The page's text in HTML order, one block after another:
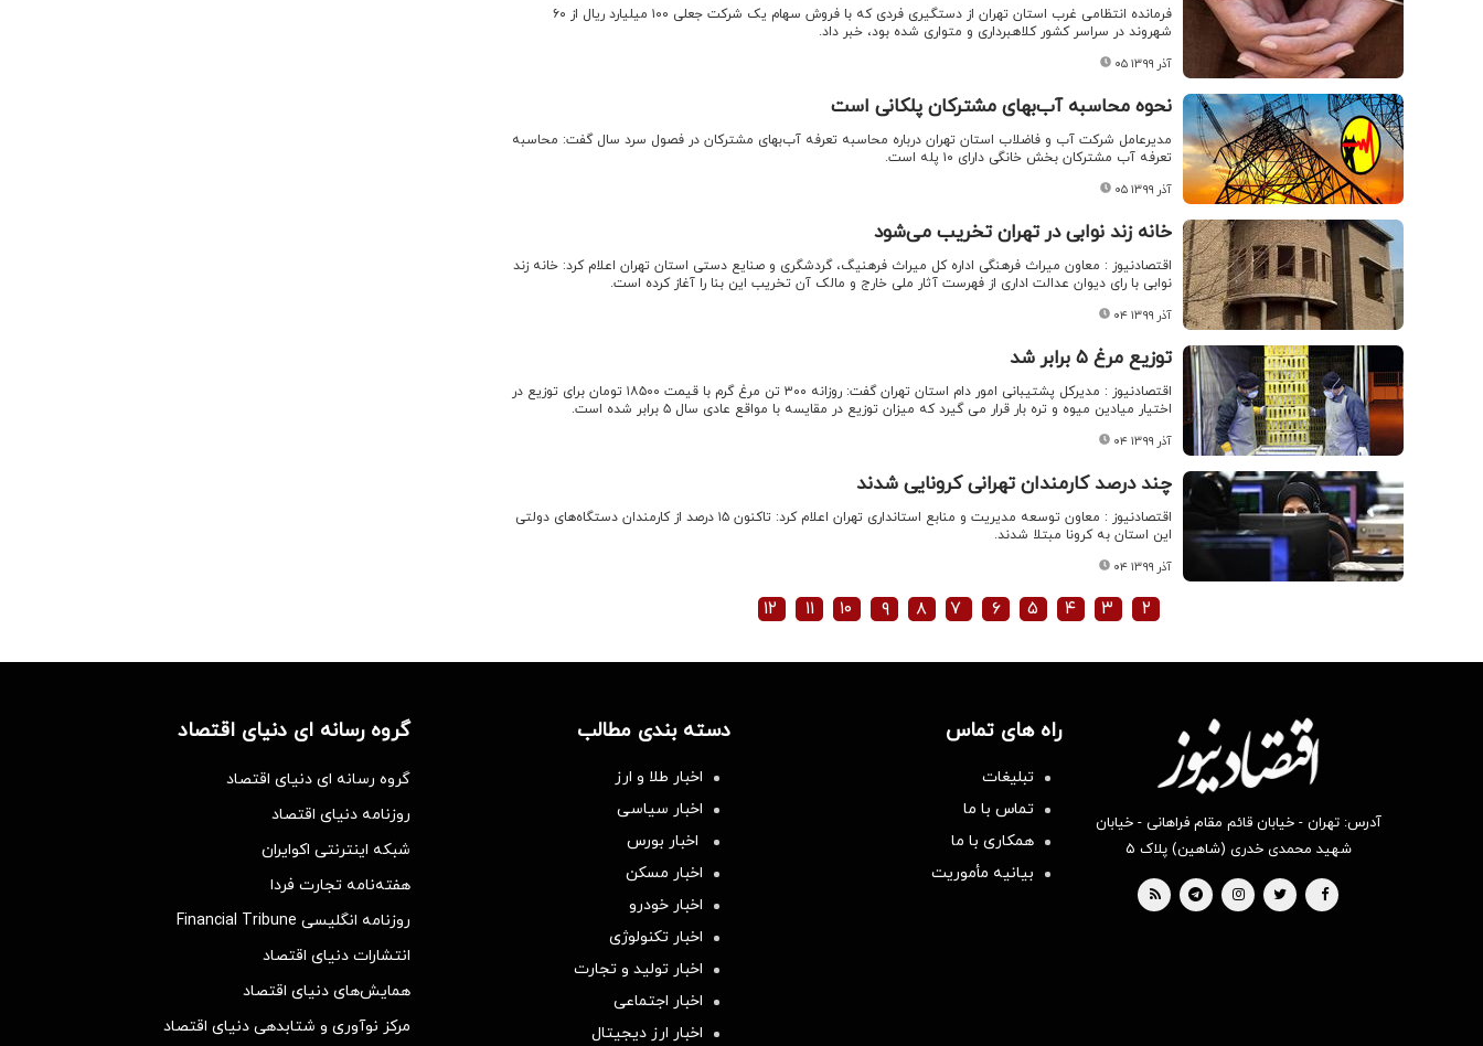
فرمانده انتظامی غرب استان تهران از دستگیری فردی که با فروش سهام یک شرکت جعلی ۱۰۰ میلیارد ریال از ۶۰
شهروند در سراسر کشور کلاهبرداری و متواری شده بود، خبر داد.
۰۵ آذر ۱۳۹۹
نحوه محاسبه آب‌بهای مشترکان پلکانی است
مدیرعامل شرکت آب و فاضلاب استان تهران درباره محاسبه تعرفه آب‌بهای مشترکان در فصول سرد سال گفت: محاسبه
تعرفه آب‌ مشترکان بخش خانگی دارای ۱۰ پله است.
۰۵ آذر ۱۳۹۹
خانه زند نوابی در تهران تخریب می‌شود
اقتصادنیوز : معاون میراث فرهنگی اداره کل میراث فرهنیگ، گردشگری و صنایع دستی استان تهران اعلام کرد: خانه زند
نوابی با رای دیوان عدالت اداری از فهرست آثار ملی خارج و مالک آن تخریب این بنا را آغاز کرده است.
۰۴ آذر ۱۳۹۹
توزیع مرغ ۵ برابر شد
اقتصادنیوز : مدیرکل پشتیبانی امور دام استان تهران گفت: روزانه ۳۰۰ تن مرغ گرم با قیمت ۱۸۵۰۰ تومان برای توزیع در
اختیار میادین میوه و تره بار قرار می گیرد که میزان توزیع در مقایسه با مواقع عادی سال ۵ برابر شده است.
۰۴ آذر ۱۳۹۹
چند درصد کارمندان تهرانی کرونایی شدند
اقتصادنیوز : معاون توسعه مدیریت و منابع استانداری تهران اعلام کرد: تاکنون ۱۵ درصد از کارمندان دستگاه‌های دولتی
این استان به کرونا مبتلا شدند.
۰۴ آذر ۱۳۹۹
۲ ۳ ۴ ۵ ۶ ۷ ۸ ۹ ۱۰ ۱۱ ۱۲
آدرس: تهران - خیابان قائم مقام فراهانی - خیابان
شهید محمدی خدری (شاهین) پلاک ۵
راه های تماس
تبلیغات
تماس با ما
همکاری با ما
بیانیه مأموریت
دسته بندی مطالب
اخبار طلا و ارز
اخبار سیاسی
اخبار بورس
اخبار مسکن
اخبار خودرو
اخبار تکنولوژی
اخبار تولید و تجارت
اخبار اجتماعی
اخبار ارز دیجیتال
گروه رسانه ای دنیای اقتصاد
گروه رسانه ای دنیای اقتصاد
روزنامه دنیای اقتصاد
شبکه اینترنتی اکوایران
هفته‌نامه تجارت فردا
روزنامه انگلیسی Financial Tribune
انتشارات دنیای اقتصاد
همایش‌های دنیای اقتصاد
مرکز نوآوری و شتابدهی دنیای اقتصاد